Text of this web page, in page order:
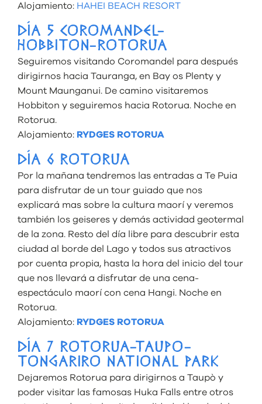
Alojamiento: HAHEI BEACH RESORT
DÍA 5 COROMANDEL-
HOBBITON-ROTORUA
Seguiremos visitando Coromandel para después
dirigirnos hacia Tauranga, en Bay os Plenty y
Mount Maunganui. De camino visitaremos
Hobbiton y seguiremos hacia Rotorua. Noche en
Rotorua.
Alojamiento: RYDGES ROTORUA
DÍA 6 ROTORUA
Por la mañana tendremos las entradas a Te Puia
para disfrutar de un tour guiado que nos
explicará mas sobre la cultura maorí y veremos
también los geiseres y demás actividad geotermal
de la zona. Resto del día libre para descubrir esta
ciudad al borde del Lago y todos sus atractivos
por cuenta propia, hasta la hora del inicio del tour
que nos llevará a disfrutar de una cena-
espectáculo maorí con cena Hangi. Noche en
Rotorua.
Alojamiento: RYDGES ROTORUA
DÍA 7 ROTORUA-TAUPO-
TONGARIRO NATIONAL PARK
Dejaremos Rotorua para dirigirnos a Taupò y
poder visitar las famosas Huka Falls entre otros